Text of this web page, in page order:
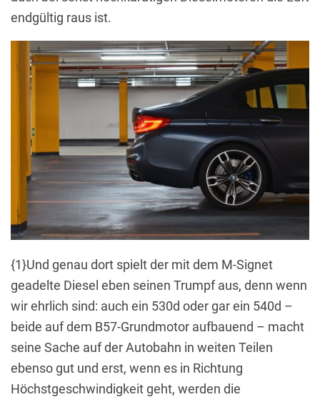
endgültig raus ist.
{1}Und genau dort spielt der mit dem M-Signet
geadelte Diesel eben seinen Trumpf aus, denn wenn
wir ehrlich sind: auch ein 530d oder gar ein 540d –
beide auf dem B57-Grundmotor aufbauend – macht
seine Sache auf der Autobahn in weiten Teilen
ebenso gut und erst, wenn es in Richtung
Höchstgeschwindigkeit geht, werden die